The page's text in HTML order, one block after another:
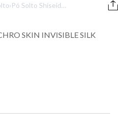
›Pó Solto Shiseido
Loose Powder
SKIN INVISIBLE SILK